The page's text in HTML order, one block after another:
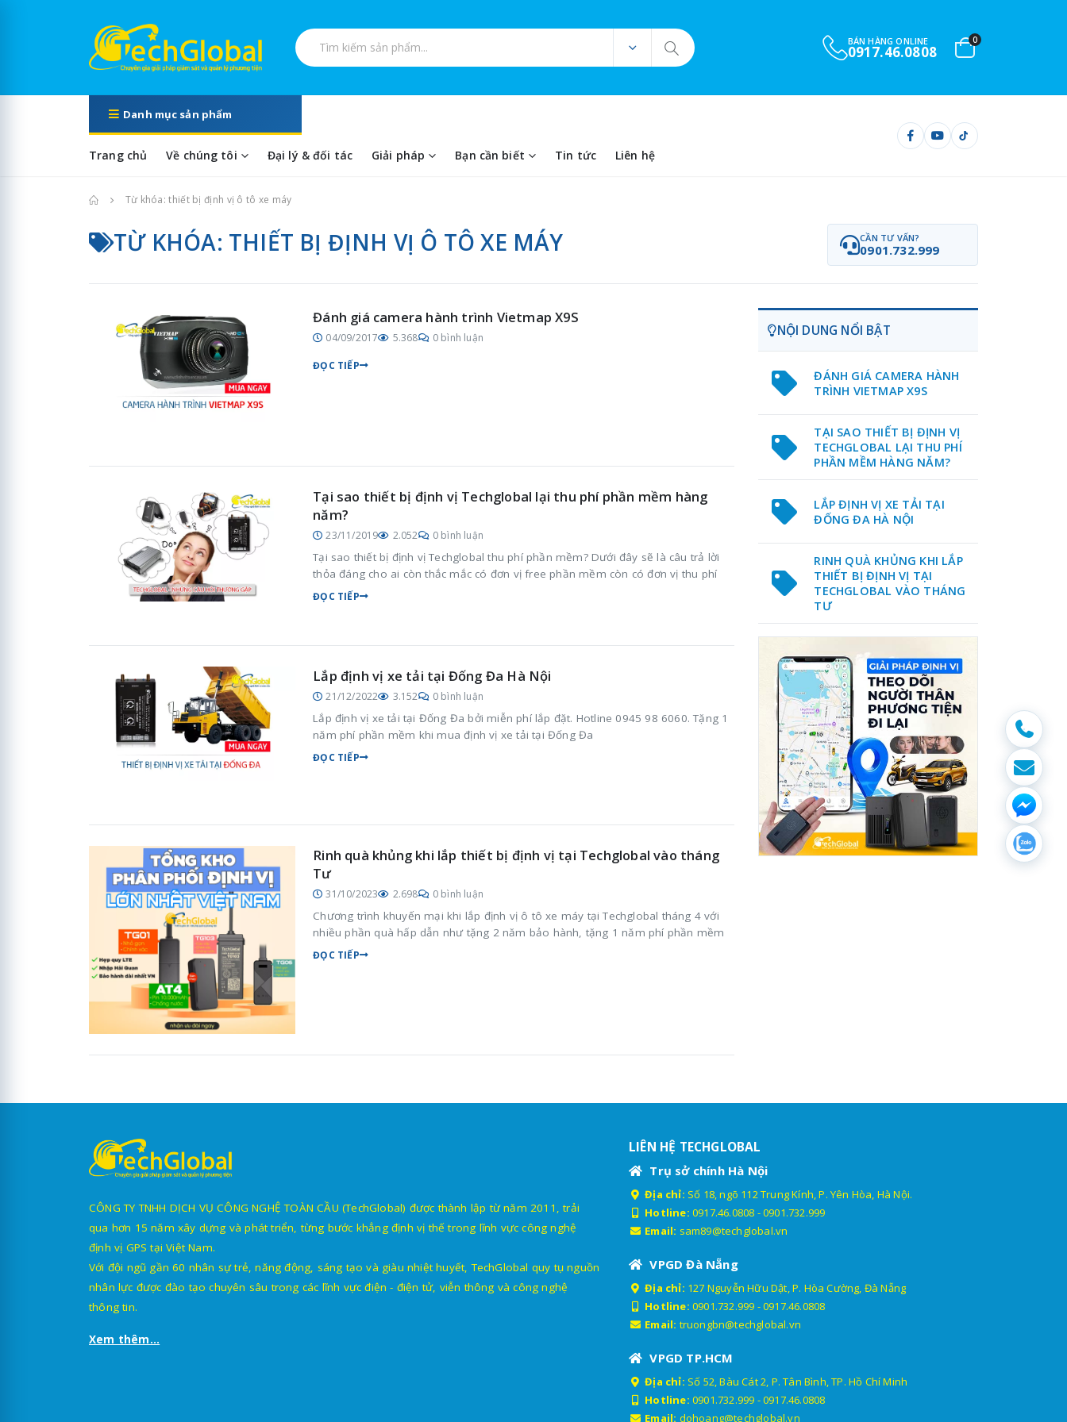
Tìm kiếm sản phẩm
BÁN HÀNG ONLINE
0917.46.0808
0
Danh mục sản phẩm
Trang chủ Về chúng tôi Đại lý & đối tác Giải pháp Bạn cần biết Tin tức Liên hệ
Trang chủTừ khóa: thiết bị định vị ô tô xe máy
TỪ KHÓA: THIẾT BỊ ĐỊNH VỊ Ô TÔ XE MÁY CẦN TƯ VẤN?
0901.732.999
Đánh giá camera hành trình Vietmap X9S
04/09/2017 5.368 0 bình luận
ĐỌC TIẾP
Tại sao thiết bị định vị Techglobal lại thu phí phần mềm hàng
năm?
23/11/2019 2.052 0 bình luận
Tại sao thiết bị định vị Techglobal thu phí phần mềm? Dưới đây sẽ là câu trả lời
thỏa đáng cho ai còn thắc mắc có đơn vị free phần mềm còn có đơn vị thu phí
ĐỌC TIẾP
Lắp định vị xe tải tại Đống Đa Hà Nội
21/12/2022 3.152 0 bình luận
Lắp định vị xe tải tại Đống Đa bởi miễn phí lắp đặt. Hotline 0945 98 6060. Tặng 1
năm phí phần mềm khi mua định vị xe tải tại Đống Đa
ĐỌC TIẾP
Rinh quà khủng khi lắp thiết bị định vị tại Techglobal vào tháng
Tư
31/10/2023 2.698 0 bình luận
Chương trình khuyến mại khi lắp định vị ô tô xe máy tại Techglobal tháng 4 với
nhiều phần quà hấp dẫn như tặng 2 năm bảo hành, tặng 1 năm phí phần mềm
ĐỌC TIẾP
NỘI DUNG NỔI BẬT
ĐÁNH GIÁ CAMERA HÀNH
TRÌNH VIETMAP X9S
TẠI SAO THIẾT BỊ ĐỊNH VỊ
TECHGLOBAL LẠI THU PHÍ
PHẦN MỀM HÀNG NĂM?
LẮP ĐỊNH VỊ XE TẢI TẠI
ĐỐNG ĐA HÀ NỘI
RINH QUÀ KHỦNG KHI LẮP
THIẾT BỊ ĐỊNH VỊ TẠI
TECHGLOBAL VÀO THÁNG
TƯ
CÔNG TY TNHH DỊCH VỤ CÔNG NGHỆ TOÀN CẦU (TechGlobal) được thành lập từ năm 2011, trải
qua hơn 15 năm xây dựng và phát triển, từng bước khẳng định vị thế trong lĩnh vực công nghệ
định vị GPS tại Việt Nam.
Với đội ngũ gần 60 nhân sự trẻ, năng động, sáng tạo và giàu nhiệt huyết, TechGlobal quy tụ nguồn
nhân lực được đào tạo chuyên sâu trong các lĩnh vực điện - điện tử, viễn thông và công nghệ
thông tin.
Xem thêm...
LIÊN HỆ TECHGLOBAL
Trụ sở chính Hà Nội
Địa chỉ: Số 18, ngõ 112 Trung Kính, P. Yên Hòa, Hà Nội.
Hotline: 0917.46.0808 -0901.732.999
Email: sam89@techglobal.vn
VPGD Đà Nẵng
Địa chỉ: 127 Nguyễn Hữu Dật, P. Hòa Cường, Đà Nẵng
Hotline: 0901.732.999 -0917.46.0808
Email: truongbn@techglobal.vn
VPGD TP.HCM
Địa chỉ: Số 52, Bàu Cát 2, P. Tân Bình, TP. Hồ Chí Minh
Hotline: 0901.732.999 -0917.46.0808
Email: dohoang@techglobal.vn